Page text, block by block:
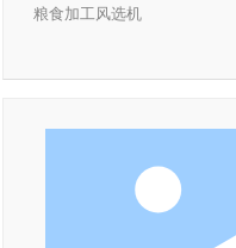
粮食加工风选机